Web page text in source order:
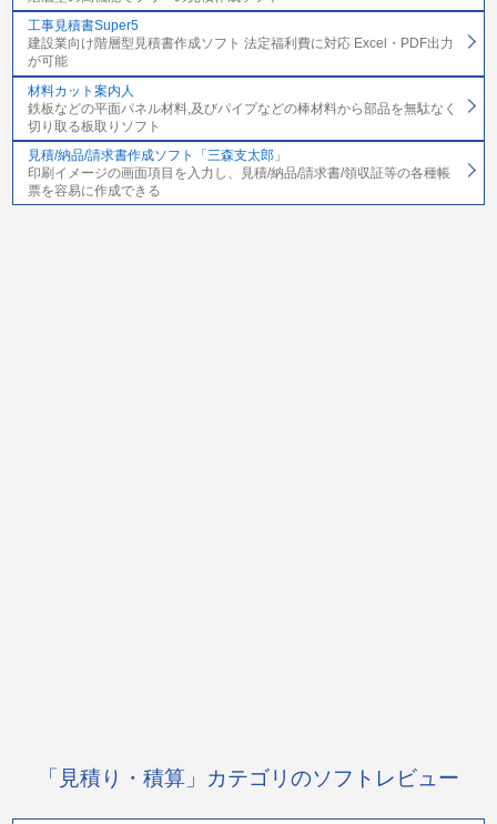
工事見積書Super5
建設業向け階層型見積書作成ソフト 法定福利費に対応 Excel・PDF出力
が可能
材料カット案内人
鉄板などの平面パネル材料,及びパイプなどの棒材料から部品を無駄なく
切り取る板取りソフト
見積/納品/請求書作成ソフト「三森支太郎」
印刷イメージの画面項目を入力し、見積/納品/請求書/領収証等の各種帳
票を容易に作成できる
「見積り・積算」カテゴリのソフトレビュー